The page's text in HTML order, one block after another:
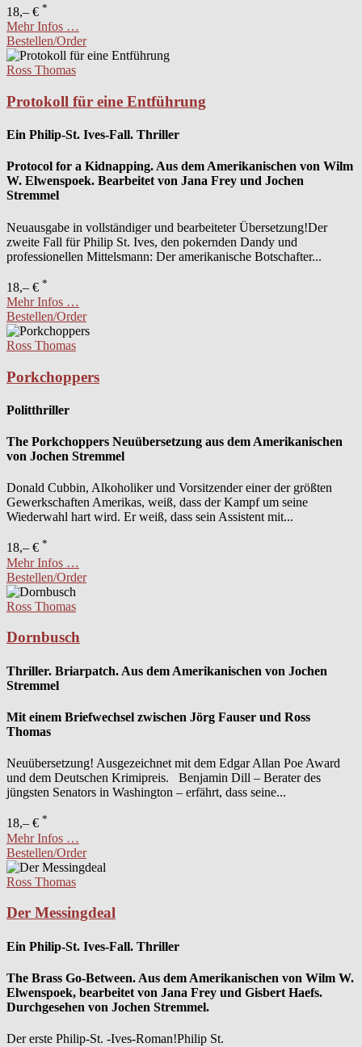
18,– € *
Mehr Infos …
Bestellen/Order
Ross Thomas
Protokoll für eine Entführung
Ein Philip-St. Ives-Fall. Thriller
Protocol for a Kidnapping. Aus dem Amerikanischen von Wilm
W. Elwenspoek. Bearbeitet von Jana Frey und Jochen
Stremmel
Neuausgabe in vollständiger und bearbeiteter Übersetzung!Der
zweite Fall für Philip St. Ives, den pokernden Dandy und
professionellen Mittelsmann: Der amerikanische Botschafter...
18,– € *
Mehr Infos …
Bestellen/Order
Ross Thomas
Porkchoppers
Politthriller
The Porkchoppers Neuübersetzung aus dem Amerikanischen
von Jochen Stremmel
Donald Cubbin, Alkoholiker und Vorsitzender einer der größten
Gewerkschaften Amerikas, weiß, dass der Kampf um seine
Wiederwahl hart wird. Er weiß, dass sein Assistent mit...
18,– € *
Mehr Infos …
Bestellen/Order
Ross Thomas
Dornbusch
Thriller. Briarpatch. Aus dem Amerikanischen von Jochen
Stremmel
Mit einem Briefwechsel zwischen Jörg Fauser und Ross
Thomas
Neuübersetzung! Ausgezeichnet mit dem Edgar Allan Poe Award
und dem Deutschen Krimipreis. Benjamin Dill – Berater des
jüngsten Senators in Washington – erfährt, dass seine...
18,– € *
Mehr Infos …
Bestellen/Order
Ross Thomas
Der Messingdeal
Ein Philip-St. Ives-Fall. Thriller
The Brass Go-Between. Aus dem Amerikanischen von Wilm W.
Elwenspoek, bearbeitet von Jana Frey und Gisbert Haefs.
Durchgesehen von Jochen Stremmel.
Der erste Philip-St. -Ives-Roman!Philip St.